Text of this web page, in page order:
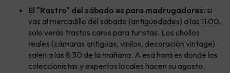
El "Rastro" del sábado es para madrugadores: si
vas al mercadillo del sábado (antigüedades) a las 11:00,
solo verás trastos caros para turistas. Los chollos
reales (cámaras antiguas, vinilos, decoración vintage)
salen a las 8:30 de la mañana. A esa hora es donde los
coleccionistas y expertos locales hacen su agosto.